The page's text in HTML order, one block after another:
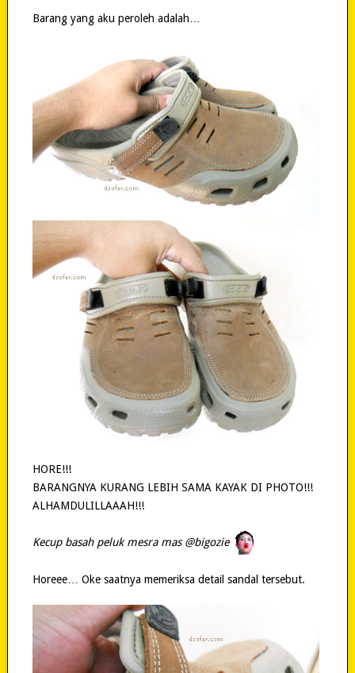
Barang yang aku peroleh adalah…
HORE!!!
BARANGNYA KURANG LEBIH SAMA KAYAK DI PHOTO!!!
ALHAMDULILLAAAH!!!
Kecup basah peluk mesra mas @bigozie
Horeee… Oke saatnya memeriksa detail sandal tersebut.